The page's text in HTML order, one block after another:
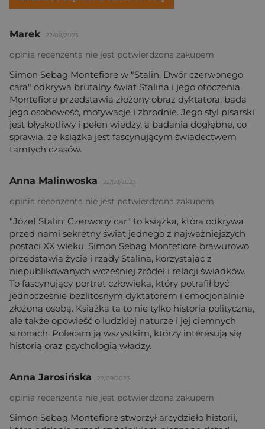
Marek 22/09/2023
opinia recenzenta nie jest potwierdzona zakupem
Simon Sebag Montefiore w "Stalin. Dwór czerwonego
cara" odkrywa brutalny świat Stalina i jego otoczenia.
Montefiore przedstawia złożony obraz dyktatora, bada
jego osobowość, motywacje i zbrodnie. Jego styl pisarski
jest błyskotliwy i pełen wiedzy, a badania dogłębne, co
sprawia, że książka jest fascynującym świadectwem
tamtych czasów.
Anna Malinwoska 22/09/2023
opinia recenzenta nie jest potwierdzona zakupem
"Józef Stalin: Czerwony car" to książka, która odkrywa
przed nami sekretny świat jednego z najważniejszych
postaci XX wieku. Simon Sebag Montefiore brawurowo
przedstawia życie i rządy Stalina, korzystając z
niepublikowanych wcześniej źródeł i relacji świadków.
To fascynujący portret człowieka, który potrafił być
jednocześnie bezlitosnym dyktatorem i emocjonalnie
złożoną osobą. Książka ta to nie tylko historia polityczna,
ale także opowieść o ludzkiej naturze i jej ciemnych
stronach. Polecam ją wszystkim, którzy interesują się
historią oraz psychologią władzy.
Anna Jarosińska 22/09/2023
opinia recenzenta nie jest potwierdzona zakupem
Simon Sebag Montefiore stworzył arcydzieło historii,